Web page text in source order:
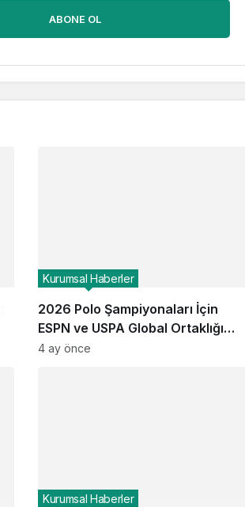
ABONE OL
2026 Polo Şampiyonaları İçin
ESPN ve USPA Global Ortaklığı
Devam Ediyor: Finaller Ekranlara
Kurumsal Haberler
4 ay önce
Kurumsal Haberler